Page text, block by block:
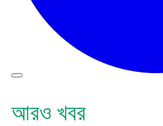
আরও খবর